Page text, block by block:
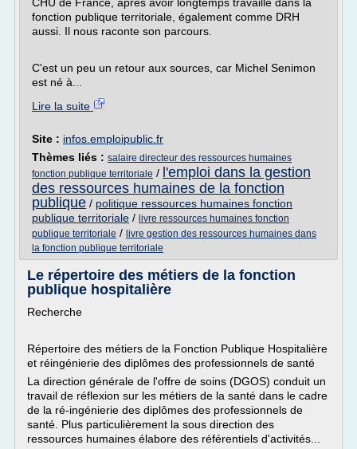
fonction publique territoriale, également comme DRH
aussi. Il nous raconte son parcours.
C'est un peu un retour aux sources, car Michel Senimon
est né à...
Lire la suite
Site : infos.emploipublic.fr
Thèmes liés : salaire directeur des ressources humaines
fonction publique territoriale / l'emploi dans la gestion
des ressources humaines de la fonction
publique / politique ressources humaines fonction
publique territoriale / livre ressources humaines fonction
publique territoriale / livre gestion des ressources humaines dans
la fonction publique territoriale
Le répertoire des métiers de la fonction
publique hospitalière
Recherche
Répertoire des métiers de la Fonction Publique Hospitalière
et réingénierie des diplômes des professionnels de santé
La direction générale de l'offre de soins (DGOS) conduit un
travail de réflexion sur les métiers de la santé dans le cadre
de la ré-ingénierie des diplômes des professionnels de
santé. Plus particulièrement la sous direction des
ressources humaines élabore des référentiels d'activités...